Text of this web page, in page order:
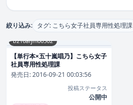
絞り込み: タグ: こちら女子社員専用性処理課
b216afjm00502
【単行本×五十嵐唱乃】こちら女子
社員専用性処理課
発売日:2016-09-21 00:03:56
投稿ステータス
公開中